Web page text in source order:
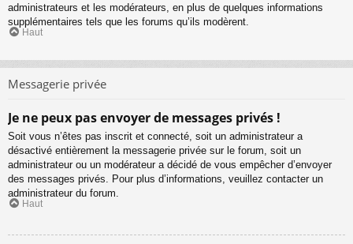
administrateurs et les modérateurs, en plus de quelques informations
supplémentaires tels que les forums qu’ils modèrent.
Haut
Messagerie privée
Je ne peux pas envoyer de messages privés !
Soit vous n’êtes pas inscrit et connecté, soit un administrateur a
désactivé entièrement la messagerie privée sur le forum, soit un
administrateur ou un modérateur a décidé de vous empêcher d’envoyer
des messages privés. Pour plus d’informations, veuillez contacter un
administrateur du forum.
Haut